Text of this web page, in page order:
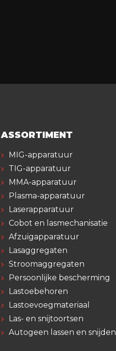
ASSORTIMENT
MIG-apparatuur
TIG-apparatuur
MMA-apparatuur
Plasma-apparatuur
Laserapparatuur
Cobot en lasmechanisatie
Afzuigapparatuur
Lasaggregaten
Stroomaggregaten
Persoonlijke bescherming
Lastoebehoren
Lastoevoegmateriaal
Las- en snijtoortsen
Autogeen lassen en snijden